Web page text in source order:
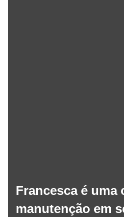
Francesca é uma
manutenção em